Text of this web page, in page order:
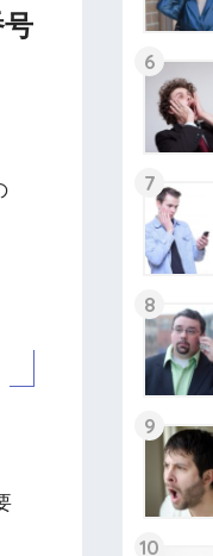
6
7
8
9
10